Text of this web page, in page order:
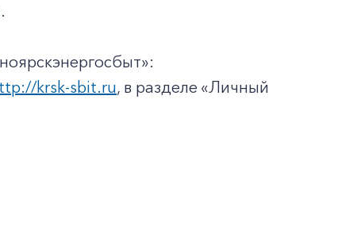
krsk-sbit.ru, в разделе «Личный